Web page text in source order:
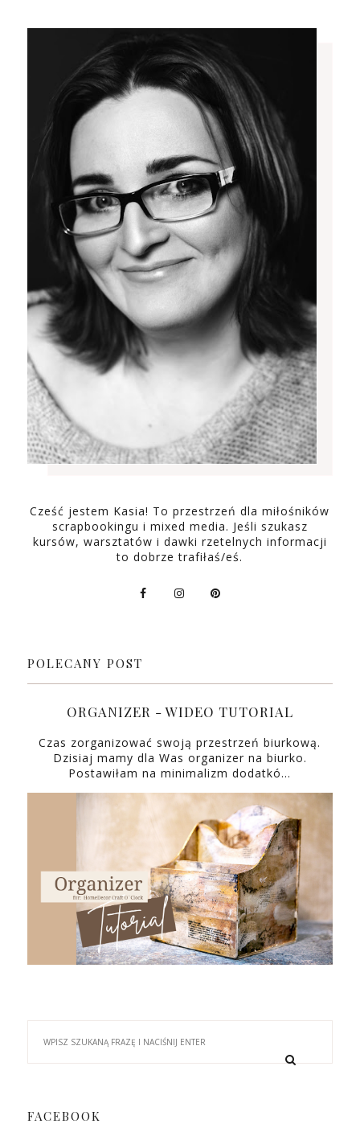
Cześć jestem Kasia! To przestrzeń dla miłośników
scrapbookingu i mixed media. Jeśli szukasz
kursów, warsztatów i dawki rzetelnych informacji
to dobrze trafiłaś/eś.
POLECANY POST
ORGANIZER - WIDEO TUTORIAL
Czas zorganizować swoją przestrzeń biurkową.
Dzisiaj mamy dla Was organizer na biurko.
Postawiłam na minimalizm dodatkó…
FACEBOOK